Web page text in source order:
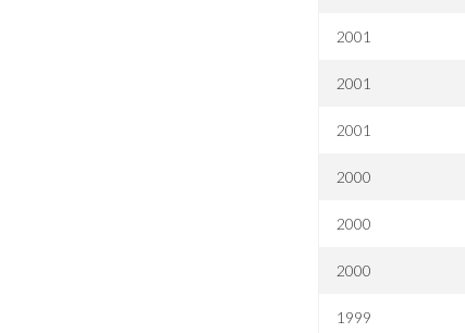
2001
2001
2001
2000
2000
2000
1999